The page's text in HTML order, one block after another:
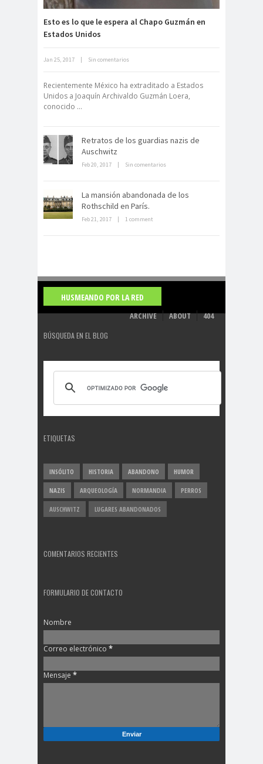
Archivo Getty, un tesoro bajo tierra
La derrota británica en Cartagena
de indias
Esto es lo que le espera al Chapo Guzmán en
Estados Unidos
Jan 25, 2017 | Sin comentarios
Recientemente México ha extraditado a Estados
Unidos a Joaquín Archivaldo Guzmán Loera,
conocido ...
Retratos de los guardias nazis de
Auschwitz
Feb 20, 2017 | Sin comentarios
La mansión abandonada de los
Rothschild en París.
Feb 21, 2017 | 1 comment
HUSMEANDO POR LA RED
ARCHIVE ABOUT 404
BÚSQUEDA EN EL BLOG
ETIQUETAS
INSÓLITO HISTORIA ABANDONO HUMOR
NAZIS ARQUEOLOGÍA NORMANDIA PERROS
AUSCHWITZ LUGARES ABANDONADOS
COMENTARIOS RECIENTES
FORMULARIO DE CONTACTO
Nombre
Correo electrónico *
Mensaje *